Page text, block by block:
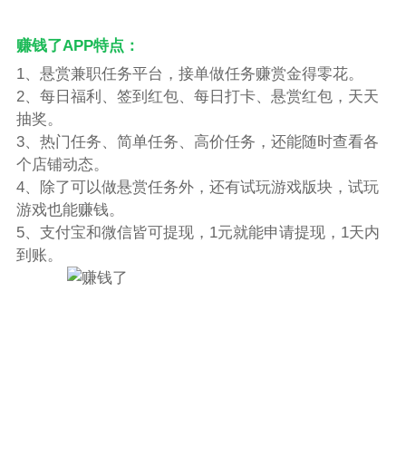
赚钱了APP特点：
1、悬赏兼职任务平台，接单做任务赚赏金得零花。
2、每日福利、签到红包、每日打卡、悬赏红包，天天
抽奖。
3、热门任务、简单任务、高价任务，还能随时查看各
个店铺动态。
4、除了可以做悬赏任务外，还有试玩游戏版块，试玩
游戏也能赚钱。
5、支付宝和微信皆可提现，1元就能申请提现，1天内
到账。